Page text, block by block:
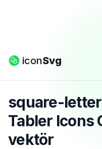
iconSvg
square-
Tabler Icons
vektör